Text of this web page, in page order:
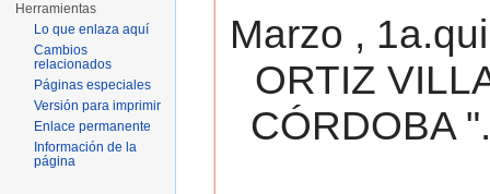
Marzo ,
ORTIZ
CÓRDOBA
Herramientas
Lo que enlaza aquí
Cambios
relacionados
Páginas especiales
Versión para imprimir
Enlace permanente
Información de la
página